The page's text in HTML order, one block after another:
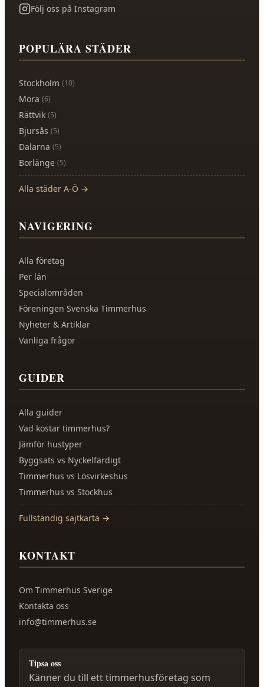
Följ oss på Instagram
POPULÄRA STÄDER
Stockholm (10)
Mora (6)
Rättvik (5)
Bjursås (5)
Dalarna (5)
Borlänge (5)
Alla städer A-Ö →
NAVIGERING
Alla företag
Per län
Specialområden
Föreningen Svenska Timmerhus
Nyheter & Artiklar
Vanliga frågor
GUIDER
Alla guider
Vad kostar timmerhus?
Jämför hustyper
Byggsats vs Nyckelfärdigt
Timmerhus vs Lösvirkeshus
Timmerhus vs Stockhus
Fullständig sajtkarta →
KONTAKT
Om Timmerhus Sverige
Kontakta oss
info@timmerhus.se
Tipsa oss
Känner du till ett timmerhusföretag som